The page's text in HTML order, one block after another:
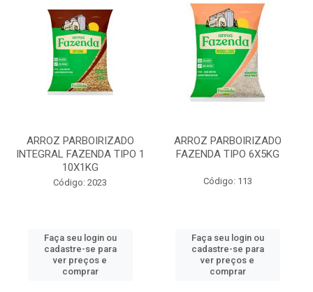
ARROZ PARBOIRIZADO
INTEGRAL FAZENDA TIPO 1
10X1KG
Código: 2023
Faça seu login ou
cadastre-se para
ver preços e
comprar
ARROZ PARBOIRIZADO
FAZENDA TIPO 6X5KG
Código: 113
Faça seu login ou
cadastre-se para
ver preços e
comprar